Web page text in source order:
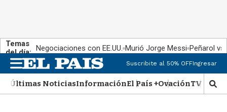
Temas
del día: Negociaciones con EE.UU. Murió Jorge Messi Peñarol
M
e
n
u
Suscribite al 50% OFFIngresar
Últimas NoticiasInformaciónEl País +OvaciónTV Show
M
o